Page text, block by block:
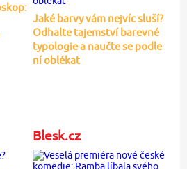
Jaké barvy vám nejvíc sluší?
Odhalte tajemství barevné
typologie a naučte se podle
ní oblékat
Blesk.cz